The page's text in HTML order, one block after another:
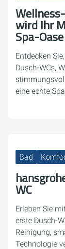
wird Ihr
Spa-Oase
Entdecken
Dusch-WCs,
eine echte
Bad
WC
Erleben Sie
erste Dusch-
Reinigung,
Technologie